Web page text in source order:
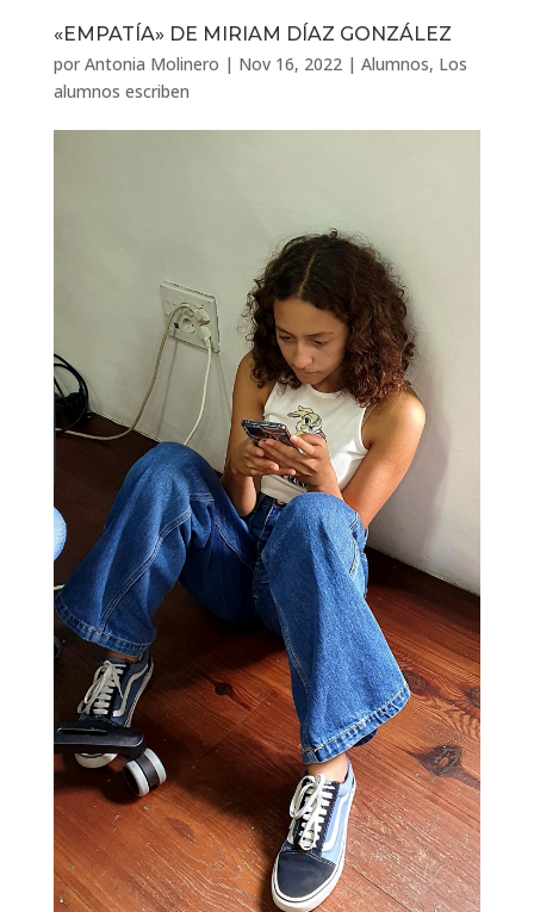
«EMPATÍA» DE MIRIAM DÍAZ GONZÁLEZ
por Antonia Molinero | Nov 16, 2022| Alumnos, Los
alumnos escriben